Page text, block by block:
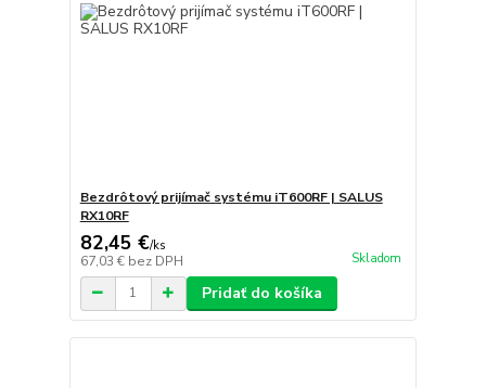
Bezdrôtový prijímač systému iT600RF | SALUS
RX10RF
82,45 €/ks
67,03 € bez DPH Skladom
Pridať do košíka